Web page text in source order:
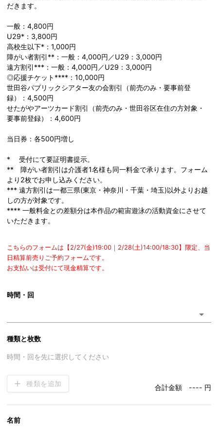
だきます。​​
一般：4,800円
U29*：3,800円
高校生以下*：1,000円
障がい者割引**：一般：4,000円／U29：3,000円
遠方割引***：一般：4,000円／U29：3,000円
◎応援チケット****：10,000円
世田谷パブリックシアター友の会割引（前売のみ・要事前登
録）：4,500円
せたがやアーツカード割引（前売のみ・世田谷区在住の方対象・
要事前登録）：4,600円
当日券：各500円増し
* 受付にて要証明書提示。
** 障がい者割引は介護者1名様も同一料金で承ります。フォーム
より2枚でお申し込みください。
*** 遠方割引は一都三県(東京・神奈川・千葉・埼玉)以外よりお越
しの方が対象です。
**** ​一般料金との差額分は本作品の範宙遊泳の活動資金にさせて
いただきます。​​
こちらのフォームは【2/27(金)19:00｜2/28(土)14:00/18:30】限定、当
日精算前売りご予約フォームです。
お支払いは受付にて現金精算です。
時間・回
種類と枚数
時間・回を先に選択してください
種類を追加 合計金額 ---- 円
名前